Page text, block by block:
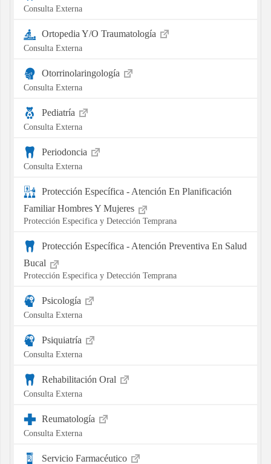
Consulta Externa
Ortopedia Y/O Traumatología
Consulta Externa
Otorrinolaringología
Consulta Externa
Pediatría
Consulta Externa
Periodoncia
Consulta Externa
Protección Específica - Atención En Planificación
Familiar Hombres Y Mujeres
Protección Especifica y Detección Temprana
Protección Específica - Atención Preventiva En Salud
Bucal
Protección Especifica y Detección Temprana
Psicología
Consulta Externa
Psiquiatría
Consulta Externa
Rehabilitación Oral
Consulta Externa
Reumatología
Consulta Externa
Servicio Farmacéutico